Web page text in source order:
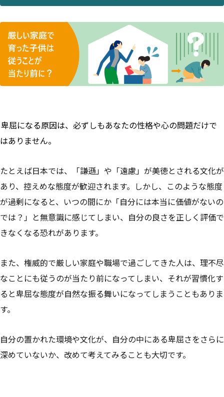
卑屈になる原因は、必ずしもあなたの性格や心の問題だけで
はありません。
たとえば日本では、「謙遜」や「遠慮」が美徳とされる文化が
あり、控えめな態度が歓迎されます。しかし、このような態度
が過剰になると、いつの間にか「自分には本当に価値がないの
では？」と無意識に感じてしまい、自分の良さを正しく評価で
きなくなる恐れがあります。
また、権威的で厳しい家庭や職場で過ごしてきた人は、理不尽
なことにも従うのが当たり前になってしまい、それが習慣化す
ると卑屈な態度が自然な振る舞いになってしまうこともありま
す。
自分の置かれた環境や文化が、自分の中にある卑屈さをさらに
深めていないか、改めて考えてみることも大切です。